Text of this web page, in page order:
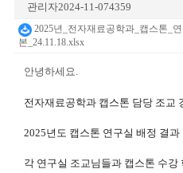
관리자2024-11-074359
2025년_전자재료공학과_캡스톤_
본_24.11.18.xlsx
안녕하세요.
전자재료공학과 캡스톤 담당 조교
2025년도 캡스톤 연구실 배정 결
각 연구실 조교님들과 캡스톤 수